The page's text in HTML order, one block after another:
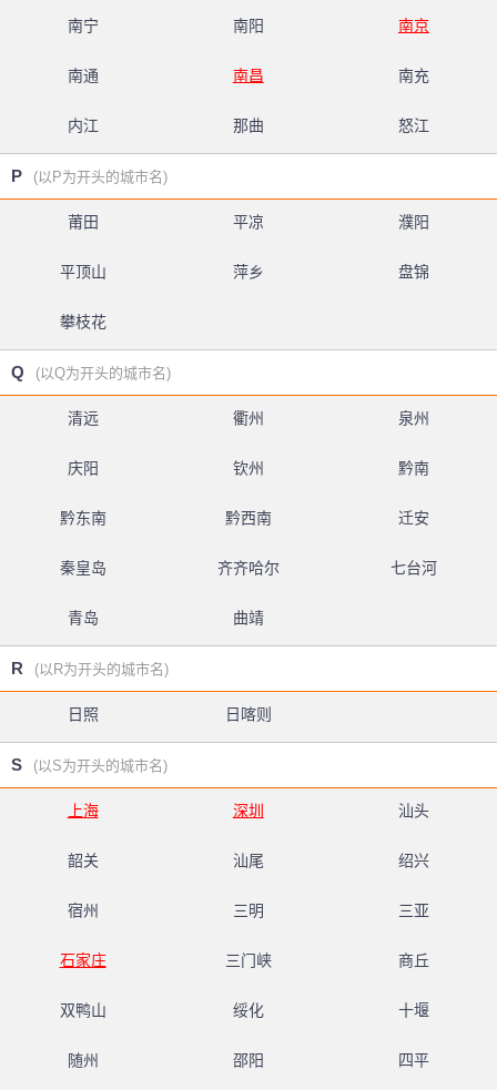
南宁 南阳 南京
南通 南昌 南充
内江 那曲 怒江
P (以P为开头的城市名)
莆田 平凉 濮阳
平顶山 萍乡 盘锦
攀枝花
Q (以Q为开头的城市名)
清远 衢州 泉州
庆阳 钦州 黔南
黔东南 黔西南 迁安
秦皇岛 齐齐哈尔 七台河
青岛 曲靖
R (以R为开头的城市名)
日照 日喀则
S (以S为开头的城市名)
上海 深圳 汕头
韶关 汕尾 绍兴
宿州 三明 三亚
石家庄 三门峡 商丘
双鸭山 绥化 十堰
随州 邵阳 四平